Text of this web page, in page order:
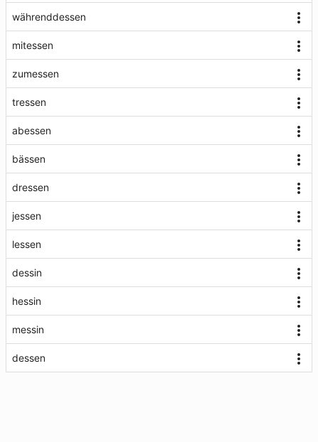
währenddessen
mitessen
zumessen
tressen
abessen
bässen
dressen
jessen
lessen
dessin
hessin
messin
dessen